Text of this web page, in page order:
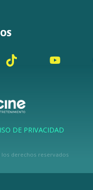
DE PRIVACIDAD
derechos reservados